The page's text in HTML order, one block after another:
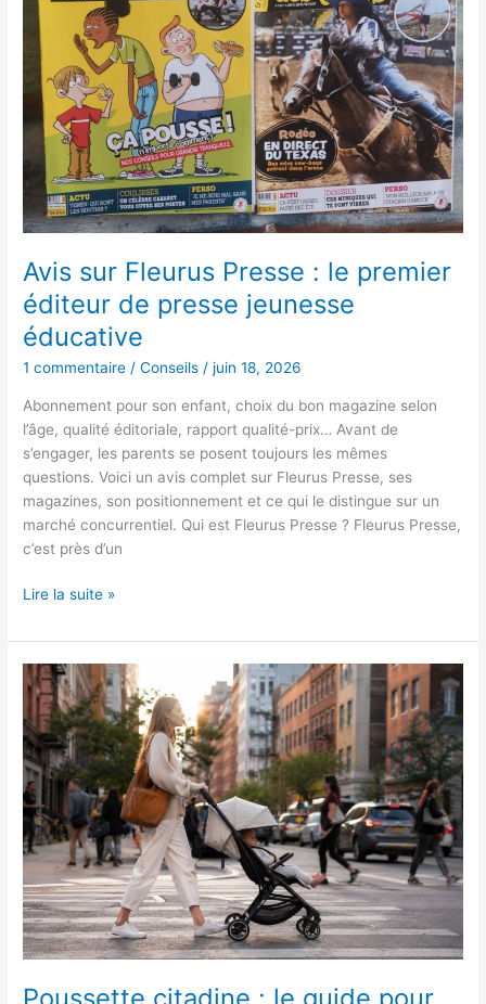
Avis sur Fleurus Presse : le premier
éditeur de presse jeunesse
éducative
1 commentaire /Conseils /juin 18, 2026
Abonnement pour son enfant, choix du bon magazine selon
l’âge, qualité éditoriale, rapport qualité-prix… Avant de
s’engager, les parents se posent toujours les mêmes
questions. Voici un avis complet sur Fleurus Presse, ses
magazines, son positionnement et ce qui le distingue sur un
marché concurrentiel. Qui est Fleurus Presse ? Fleurus Presse,
c’est près d’un
Presse
premier
éditeur
de
presse
jeunesse
éducative
Lire la suite »
Poussette citadine : le guide pour
Poussette
citadine
:
le
guide
pour
bien
la
choisir